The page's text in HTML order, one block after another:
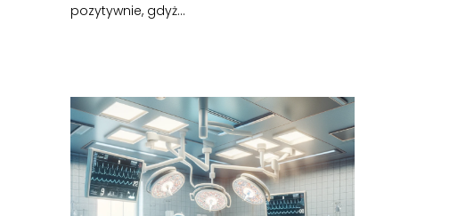
pozytywnie, gdyż...